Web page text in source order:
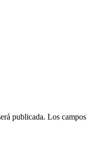
publicada. Los campos